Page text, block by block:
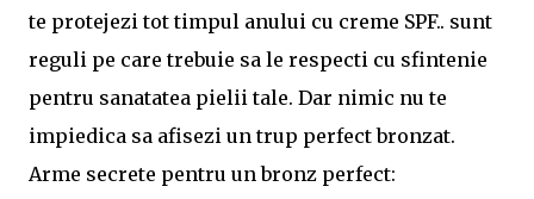
te protejezi tot timpul anului cu creme SPF.. sunt
reguli pe care trebuie sa le respecti cu sfintenie
pentru sanatatea pielii tale. Dar nimic nu te
impiedica sa afisezi un trup perfect bronzat.
Arme secrete pentru un bronz perfect: